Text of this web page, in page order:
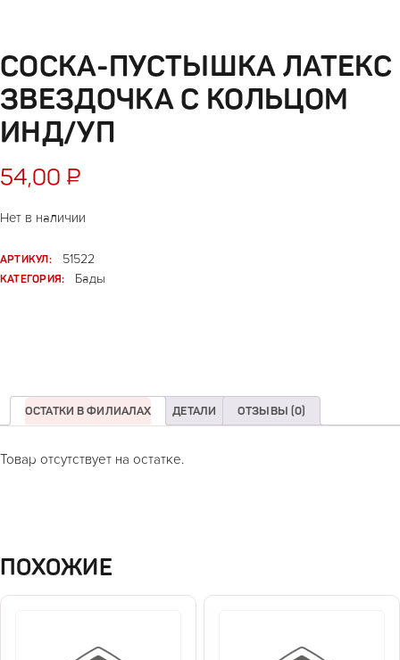
СОСКА-ПУСТЫШКА ЛАТЕКС
ЗВЕЗДОЧКА С КОЛЬЦОМ
ИНД/УП
54,00 ₽
Нет в наличии
АРТИКУЛ:
51522
КАТЕГОРИЯ:
Бады
ОСТАТКИ В ФИЛИАЛАХ ДЕТАЛИ ОТЗЫВЫ (0)
Товар отсутствует на остатке.
ПОХОЖИЕ